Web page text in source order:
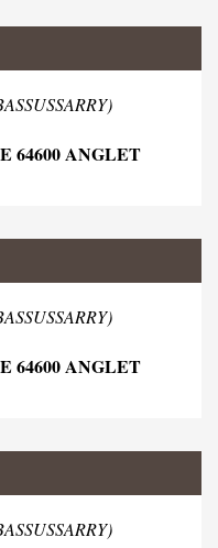
64600 ANGLET
64600 ANGLET